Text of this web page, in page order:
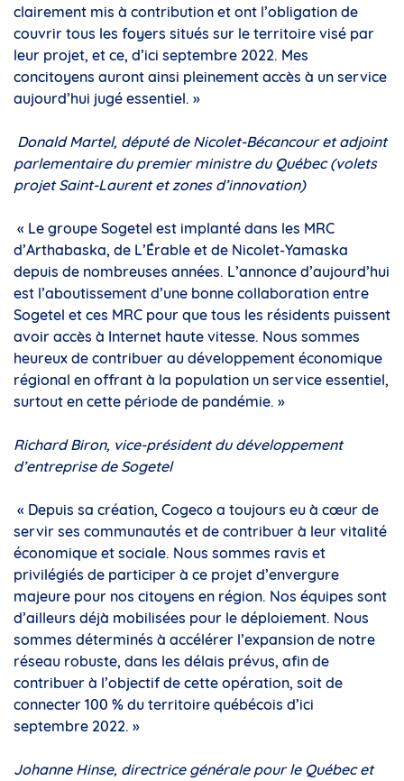
clairement mis à contribution et ont l’obligation de
couvrir tous les foyers situés sur le territoire visé par
leur projet, et ce, d’ici septembre 2022. Mes
concitoyens auront ainsi pleinement accès à un service
aujourd’hui jugé essentiel. »
Donald Martel, député de Nicolet-Bécancour et adjoint
parlementaire du premier ministre du Québec (volets
projet Saint-Laurent et zones d’innovation)
« Le groupe Sogetel est implanté dans les MRC
d’Arthabaska, de L’Érable et de Nicolet-Yamaska
depuis de nombreuses années. L’annonce d’aujourd’hui
est l’aboutissement d’une bonne collaboration entre
Sogetel et ces MRC pour que tous les résidents puissent
avoir accès à Internet haute vitesse. Nous sommes
heureux de contribuer au développement économique
régional en offrant à la population un service essentiel,
surtout en cette période de pandémie. »
Richard Biron, vice-président du développement
d’entreprise de Sogetel
« Depuis sa création, Cogeco a toujours eu à cœur de
servir ses communautés et de contribuer à leur vitalité
économique et sociale. Nous sommes ravis et
privilégiés de participer à ce projet d’envergure
majeure pour nos citoyens en région. Nos équipes sont
d’ailleurs déjà mobilisées pour le déploiement. Nous
sommes déterminés à accélérer l’expansion de notre
réseau robuste, dans les délais prévus, afin de
contribuer à l’objectif de cette opération, soit de
connecter 100 % du territoire québécois d’ici
septembre 2022. »
Johanne Hinse, directrice générale pour le Québec et